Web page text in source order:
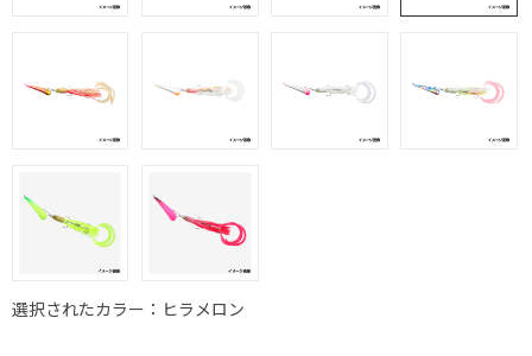
選択されたカラー：ヒラメロン